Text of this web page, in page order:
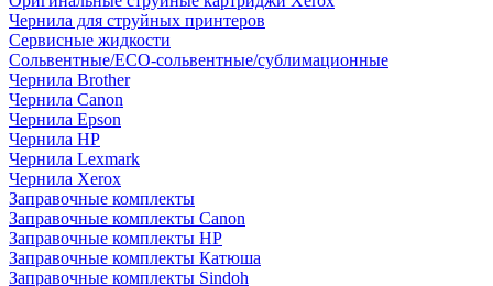
Чернила для струйных принтеров
Сервисные жидкости
Сольвентные/ECO-сольвентные/сублимационные
Чернила Brother
Чернила Canon
Чернила Epson
Чернила HP
Чернила Lexmark
Чернила Xerox
Заправочные комплекты
Заправочные комплекты Canon
Заправочные комплекты HP
Заправочные комплекты Катюша
Заправочные комплекты Sindoh